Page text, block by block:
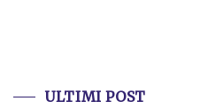
ULTIMI POST